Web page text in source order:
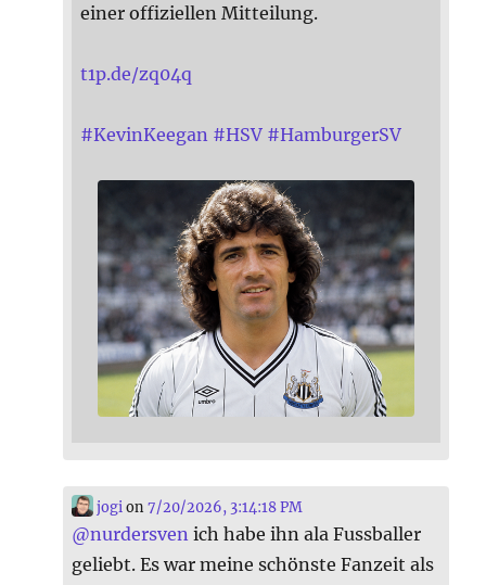
einer offiziellen Mitteilung.
t1p.de/zq04q
#KevinKeegan #HSV #HamburgerSV
jogion7/20/2026, 3:14:18 PM
@nurdersven ich habe ihn ala Fussballer
geliebt. Es war meine schönste Fanzeit als